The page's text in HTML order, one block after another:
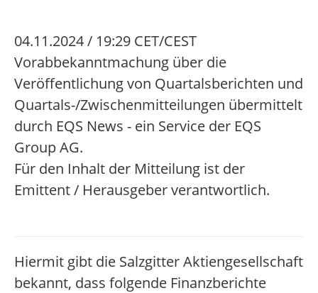
04.11.2024 / 19:29 CET/CEST
Vorabbekanntmachung über die
Veröffentlichung von Quartalsberichten und
Quartals-/Zwischenmitteilungen übermittelt
durch EQS News - ein Service der EQS
Group AG.
Für den Inhalt der Mitteilung ist der
Emittent / Herausgeber verantwortlich.
Hiermit gibt die Salzgitter Aktiengesellschaft
bekannt, dass folgende Finanzberichte